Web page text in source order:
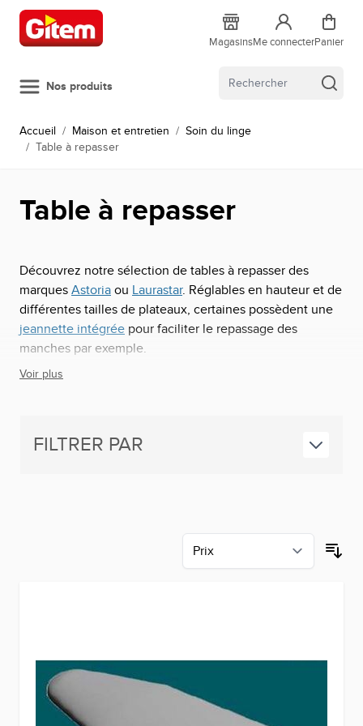
Allez au contenu
MagasinsMe connecterPanier
Nos produits
Accueil / Maison et entretien / Soin du linge
/ Table à repasser
Table à repasser
Découvrez notre sélection de tables à repasser des
marques Astoria ou Laurastar. Réglables en hauteur et de
différentes tailles de plateaux, certaines possèdent une
jeannette intégrée pour faciliter le repassage des
manches par exemple.
Voir plus
FILTRER PAR